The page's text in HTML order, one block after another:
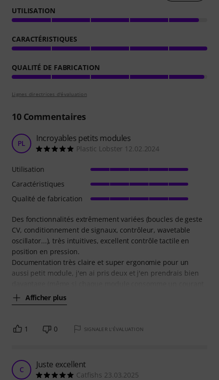
UTILISATION
CARACTÉRISTIQUES
QUALITÉ DE FABRICATION
Lignes directrices d'évaluation
10Commentaires
PL Incroyables petits modules
Plastic Lobster 12.02.2024
Des fonctionnalités extrêmement variées (boucles de geste
CV, conditionnement de signaux, contrôleur, wavetable
oscillator...), très intuitives, excellent contrôle tactile en
position en pression.
Documentation très claire et super ergonomie pour un
aussi petit module, j'en ai pris deux et j'en prendrais bien
Afficher plus
Utilisation
Caractéristiques
Qualité de fabrication
1 0 SIGNALER L'ÉVALUATION
C Juste excellent
Catfishs 23.03.2025